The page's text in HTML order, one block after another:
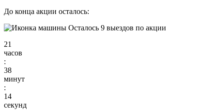
До конца акции осталось:
Осталось 9 выездов по акции
21
часов
:
38
минут
:
13
секунд